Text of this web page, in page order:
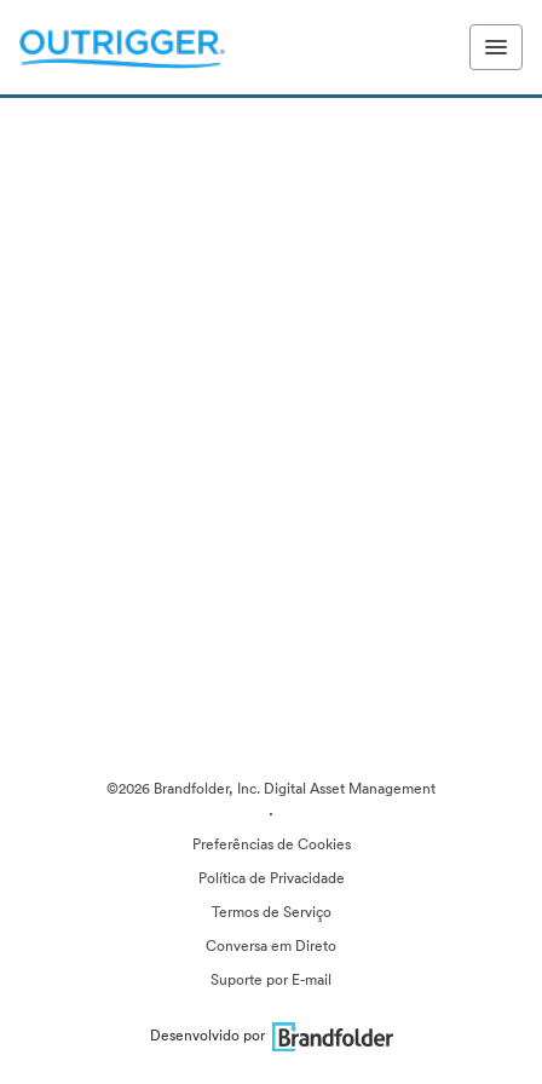
©2026 Brandfolder, Inc. Digital Asset Management
·
Preferências de Cookies
Política de Privacidade
Termos de Serviço
Conversa em Direto
Suporte por E-mail
Desenvolvido por